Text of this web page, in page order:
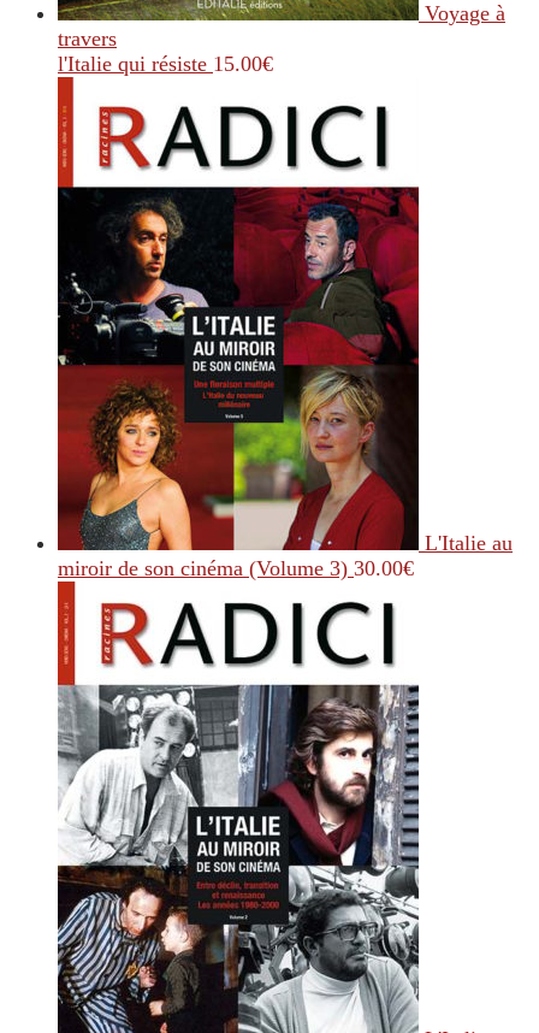
Voyage à
travers
l'Italie qui résiste 15.00€
L'Italie au
miroir de son cinéma (Volume 3) 30.00€